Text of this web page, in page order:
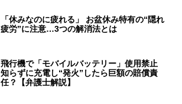
「休みなのに疲れる」 お盆休み特有の“隠れ
疲労”に注意…3つの解消法とは
飛行機で「モバイルバッテリー」使用禁止
知らずに充電し“発火”したら巨額の賠償責
任？【弁護士解説】